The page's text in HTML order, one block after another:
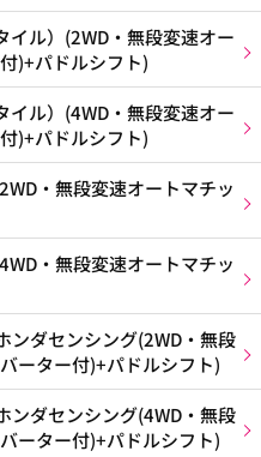
ル）(2WD・無段変速オー
)+パドルシフト)
ル）(4WD・無段変速オー
)+パドルシフト)
・無段変速オートマチッ
・無段変速オートマチッ
センシング(2WD・無段
ーター付)+パドルシフト)
センシング(4WD・無段
ーター付)+パドルシフト)